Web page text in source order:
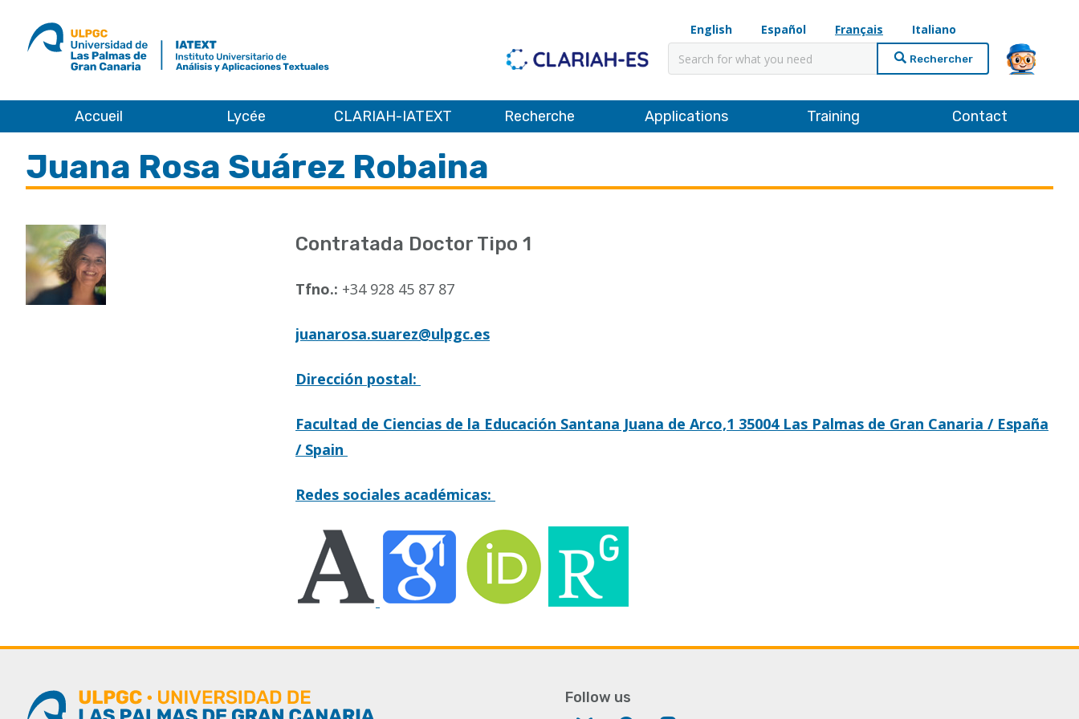
ULPGC
al
inicio
IATEXT
English Español Français
Italiano
Rechercher
Accueil Lycée CLARIAH-IATEXT Recherche Applications Training Contact
Juana Rosa Suárez Robaina
Contratada Doctor Tipo 1
Tfno.: +34 928 45 87 87
juanarosa.suarez@ulpgc.es
Dirección postal:
Facultad de Ciencias de la Educación Santana Juana de Arco,1 35004 Las Palmas de Gran Canaria / España
/ Spain
Redes sociales académicas:
Follow us